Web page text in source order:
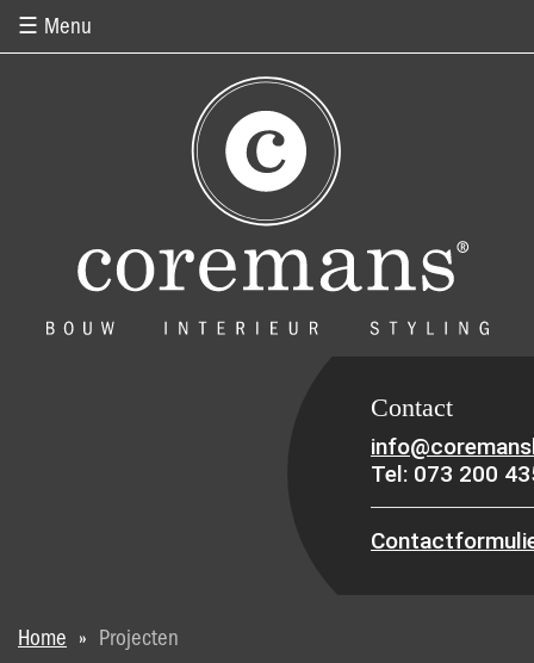
Overslaan en naar de inhoud gaan
☰ Menu
Contact
Tel: 073 200
U bent hier
Home » Projecten